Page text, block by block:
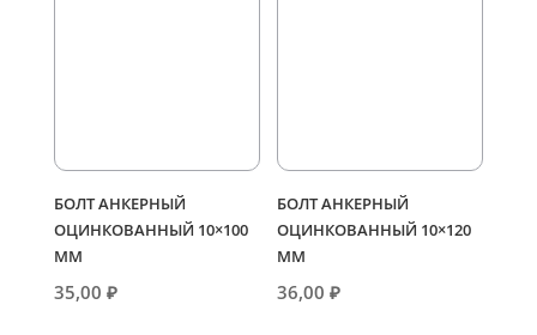
БОЛТ АНКЕРНЫЙ
ОЦИНКОВАННЫЙ 10×100
ММ
35,00 ₽
БОЛТ АНКЕРНЫЙ
ОЦИНКОВАННЫЙ 10×120
ММ
36,00₽